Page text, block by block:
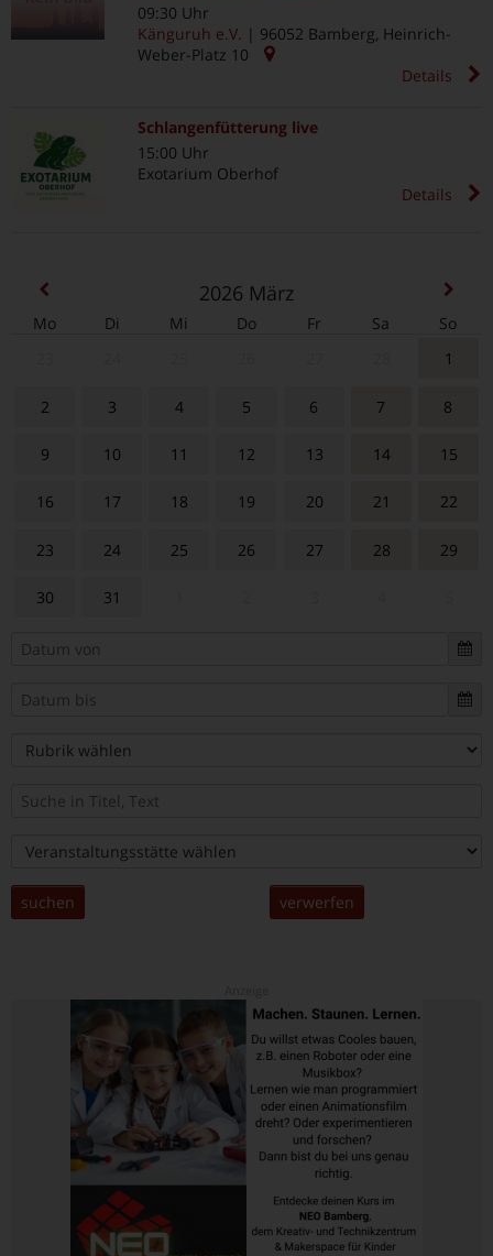
09:30 Uhr
Känguruh e.V. | 96052 Bamberg, Heinrich-
Weber-Platz 10
Details
Schlangenfütterung live
15:00 Uhr
Exotarium Oberhof
Details
2026 März
Mo Di Mi Do Fr Sa
So
1
2 3 4 5 6 7 8
9 10 11 12 13 14 15
16 17 18 19 20 21 22
23 24 25 26 27 28 29
30 31
suchen verwerfen